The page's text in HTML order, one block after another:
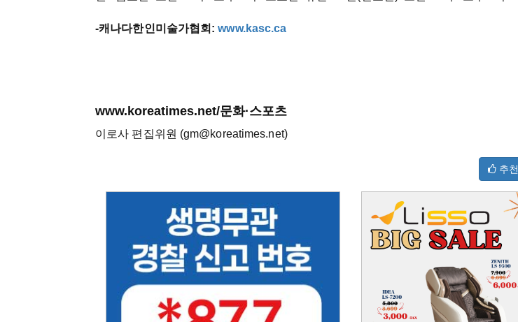
-캐나다한인미술가협회:www.kasc.ca
www.koreatimes.net/문화·스포츠
이로사 편집위원 (gm@koreatimes.net)
추천